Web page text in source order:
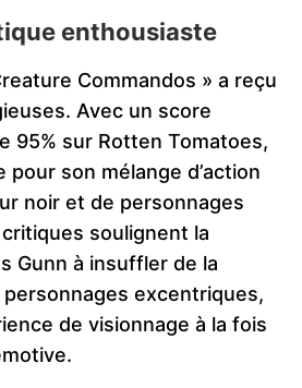
enthousiaste
Commandos » a reçu
Avec un score
95% sur Rotten Tomatoes,
pour son mélange d’action
noir et de personnages
soulignent la
Gunn à insuffler de la
excentriques,
de visionnage à la fois